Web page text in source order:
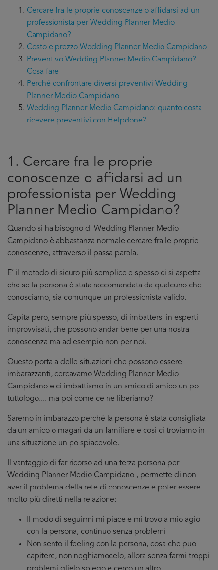
Cercare fra le proprie conoscenze o affidarsi ad un
professionista per Wedding Planner Medio
Campidano?
Costo e prezzo Wedding Planner Medio Campidano
Preventivo Wedding Planner Medio Campidano?
Cosa fare
Perché confrontare diversi preventivi Wedding
Planner Medio Campidano
Wedding Planner Medio Campidano: quanto costa
ricevere preventivi con Helpdone?
1. Cercare fra le proprie
conoscenze o affidarsi ad un
professionista per Wedding
Planner Medio Campidano?
Quando si ha bisogno di Wedding Planner Medio
Campidano è abbastanza normale cercare fra le proprie
conoscenze, attraverso il passa parola.
E’ il metodo di sicuro più semplice e spesso ci si aspetta
che se la persona è stata raccomandata da qualcuno che
conosciamo, sia comunque un professionista valido.
Capita pero, sempre più spesso, di imbattersi in esperti
improvvisati, che possono andar bene per una nostra
conoscenza ma ad esempio non per noi.
Questo porta a delle situazioni che possono essere
imbarazzanti, cercavamo Wedding Planner Medio
Campidano e ci imbattiamo in un amico di amico un po
tuttologo.... ma poi come ce ne liberiamo?
Saremo in imbarazzo perché la persona è stata consigliata
da un amico o magari da un familiare e cosi ci troviamo in
una situazione un po spiacevole.
Il vantaggio di far ricorso ad una terza persona per
Wedding Planner Medio Campidano , permette di non
aver il problema della rete di conoscenze e poter essere
molto più diretti nella relazione:
Il modo di seguirmi mi piace e mi trovo a mio agio
con la persona, continuo senza problemi
Non sento il feeling con la persona, cosa che puo
capitere, non neghiamocelo, allora senza farmi troppi